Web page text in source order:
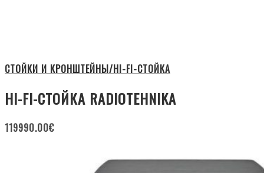
СТОЙКИ И КРОНШТЕЙНЫ/HI-FI-СТОЙКА
HI-FI-СТОЙКА RADIOTEHNIKA
119990.00€